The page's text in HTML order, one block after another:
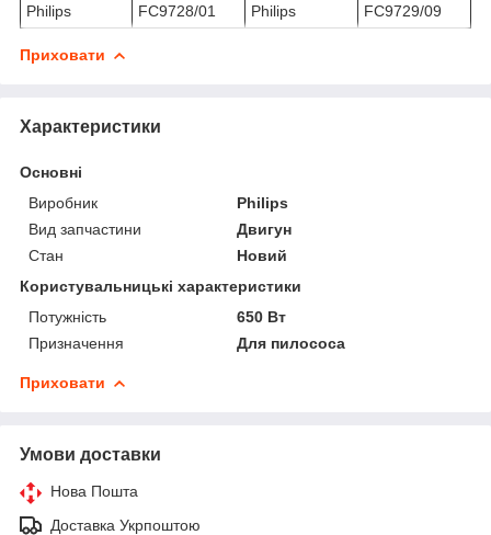
Philips
FC9728/01 Philips FC9729/09
Приховати
Характеристики
Основні
Виробник
Philips
Вид запчастини
Двигун
Стан
Новий
Користувальницькі характеристики
Потужність
650 Вт
Призначення
Для пилососа
Приховати
Умови доставки
Нова Пошта
Доставка Укрпоштою